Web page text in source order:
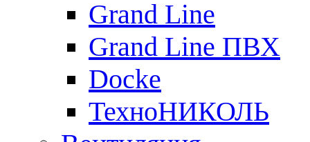
Grand Line
Grand Line ПВХ
Docke
ТехноНИКОЛЬ